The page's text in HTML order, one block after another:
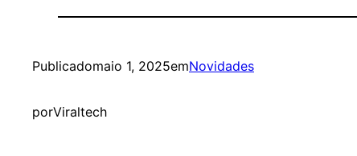
Publicadomaio 1, 2025emNovidades
porViraltech